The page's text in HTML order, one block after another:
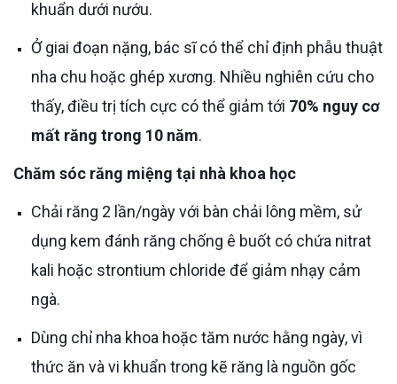
khuẩn dưới nướu.
Ở giai đoạn nặng, bác sĩ có thể chỉ định phẫu thuật
nha chu hoặc ghép xương. Nhiều nghiên cứu cho
thấy, điều trị tích cực có thể giảm tới 70% nguy cơ
mất răng trong 10 năm.
Chăm sóc răng miệng tại nhà khoa học
Chải răng 2 lần/ngày với bàn chải lông mềm, sử
dụng kem đánh răng chống ê buốt có chứa nitrat
kali hoặc strontium chloride để giảm nhạy cảm
ngà.
Dùng chỉ nha khoa hoặc tăm nước hằng ngày, vì
thức ăn và vi khuẩn trong kẽ răng là nguồn gốc